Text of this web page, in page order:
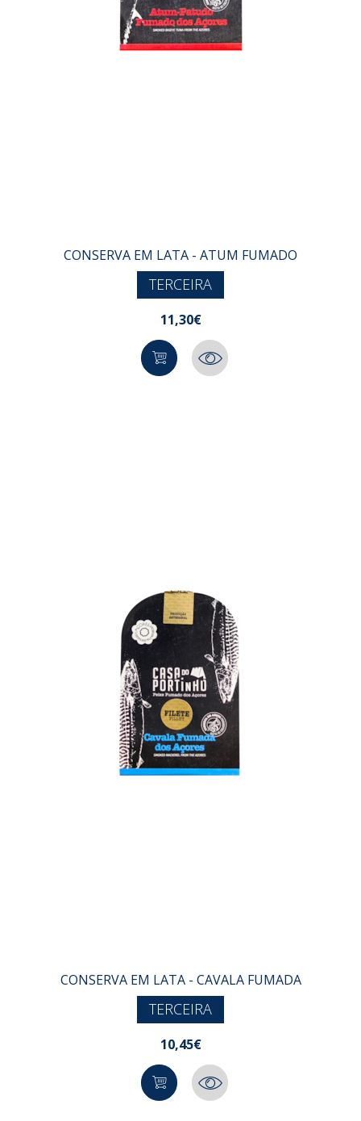
CONSERVA EM LATA - ATUM FUMADO
TERCEIRA
11,30€
CONSERVA EM LATA - CAVALA FUMADA
TERCEIRA
10,45€